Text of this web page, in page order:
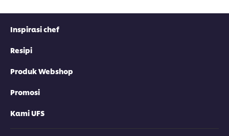
Inspirasi chef
Resipi
Produk Webshop
Promosi
Kami UFS